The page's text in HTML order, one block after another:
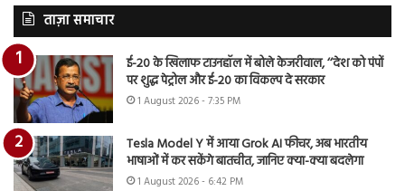
ताज़ा समाचार
ई-20 के खिलाफ टाउनहॉल में बोले केजरीवाल, ‘‘देश को पंपों
पर शुद्ध पेट्रोल और ई-20 का विकल्प दे सरकार
1 August 2026 - 7:35 PM
Tesla Model Y में आया Grok AI फीचर, अब भारतीय
भाषाओं में कर सकेंगे बातचीत, जानिए क्या-क्या बदलेगा
1 August 2026 - 6:42 PM